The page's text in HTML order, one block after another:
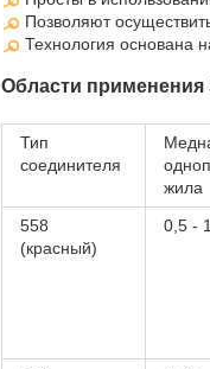
Позволяют
Технология основана
Области применения
Тип
соединителя
жила
558
(красный)
0,5 -